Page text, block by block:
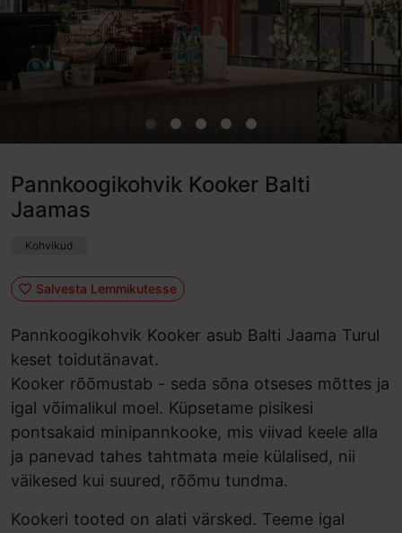
Pannkoogikohvik Kooker Balti
Jaamas
Kohvikud
Salvesta Lemmikutesse
Pannkoogikohvik Kooker asub Balti Jaama Turul
keset toidutänavat.
Kooker rõõmustab - seda sõna otseses mõttes ja
igal võimalikul moel. Küpsetame pisikesi
pontsakaid minipannkooke, mis viivad keele alla
ja panevad tahes tahtmata meie külalised, nii
väikesed kui suured, rõõmu tundma.
Kookeri tooted on alati värsked. Teeme igal